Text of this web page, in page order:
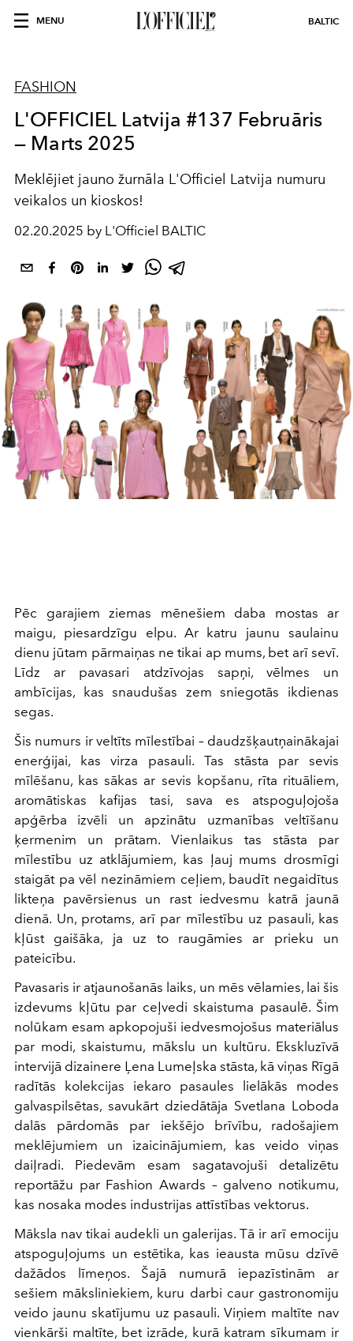
MENU BALTIC
FASHION
L'OFFICIEL Latvija #137 Februāris
— Marts 2025
Meklējiet jauno žurnāla L'Officiel Latvija numuru
veikalos un kioskos!
02.20.2025 by L'Officiel BALTIC
Pēc garajiem ziemas mēnešiem daba mostas ar
maigu, piesardzīgu elpu. Ar katru jaunu saulainu
dienu jūtam pārmaiņas ne tikai ap mums, bet arī sevī.
Līdz ar pavasari atdzīvojas sapņi, vēlmes un
ambīcijas, kas snaudušas zem sniegotās ikdienas
segas.
Šis numurs ir veltīts mīlestībai – daudzšķautņainākajai
enerģijai, kas virza pasauli. Tas stāsta par sevis
mīlēšanu, kas sākas ar sevis kopšanu, rīta rituāliem,
aromātiskas kafijas tasi, sava es atspoguļojoša
apģērba izvēli un apzinātu uzmanības veltīšanu
ķermenim un prātam. Vienlaikus tas stāsta par
mīlestību uz atklājumiem, kas ļauj mums drosmīgi
staigāt pa vēl nezināmiem ceļiem, baudīt negaidītus
likteņa pavērsienus un rast iedvesmu katrā jaunā
dienā. Un, protams, arī par mīlestību uz pasauli, kas
kļūst gaišāka, ja uz to raugāmies ar prieku un
pateicību.
Pavasaris ir atjaunošanās laiks, un mēs vēlamies, lai šis
izdevums kļūtu par ceļvedi skaistuma pasaulē. Šim
nolūkam esam apkopojuši iedvesmojošus materiālus
par modi, skaistumu, mākslu un kultūru. Ekskluzīvā
intervijā dizainere Ļena Lumeļska stāsta, kā viņas Rīgā
radītās kolekcijas iekaro pasaules lielākās modes
galvaspilsētas, savukārt dziedātāja Svetlana Loboda
dalās pārdomās par iekšējo brīvību, radošajiem
meklējumiem un izaicinājumiem, kas veido viņas
daiļradi. Piedevām esam sagatavojuši detalizētu
reportāžu par Fashion Awards – galveno notikumu,
kas nosaka modes industrijas attīstības vektorus.
Māksla nav tikai audekli un galerijas. Tā ir arī emociju
atspoguļojums un estētika, kas ieausta mūsu dzīvē
dažādos līmeņos. Šajā numurā iepazīstinām ar
sešiem māksliniekiem, kuru darbi caur gastronomiju
veido jaunu skatījumu uz pasauli. Viņiem maltīte nav
vienkārši maltīte, bet izrāde, kurā katram sīkumam ir